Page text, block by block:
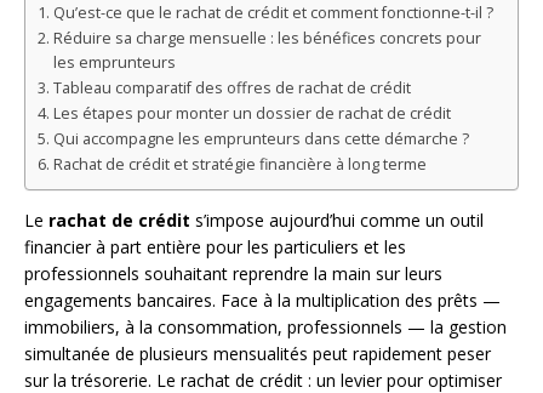
Qu’est-ce que le rachat de crédit et comment fonctionne-t-il ?
Réduire sa charge mensuelle : les bénéfices concrets pour
les emprunteurs
Tableau comparatif des offres de rachat de crédit
Les étapes pour monter un dossier de rachat de crédit
Qui accompagne les emprunteurs dans cette démarche ?
Rachat de crédit et stratégie financière à long terme
Le rachat de crédit s’impose aujourd’hui comme un outil
financier à part entière pour les particuliers et les
professionnels souhaitant reprendre la main sur leurs
engagements bancaires. Face à la multiplication des prêts —
immobiliers, à la consommation, professionnels — la gestion
simultanée de plusieurs mensualités peut rapidement peser
sur la trésorerie. Le rachat de crédit : un levier pour optimiser